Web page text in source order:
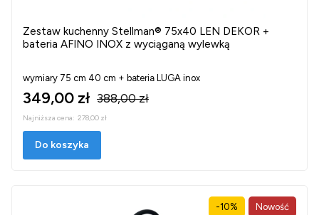
Zestaw kuchenny Stellman® 75x40 LEN DEKOR +
bateria AFINO INOX z wyciąganą wylewką
wymiary 75 cm 40 cm + bateria LUGA inox
349,00 zł 388,00 zł
Najniższa cena: 278,00 zł
Do koszyka
-10% Nowość